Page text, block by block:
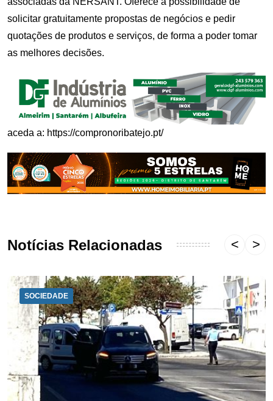
solicitar gratuitamente propostas de negócios e pedir
quotações de produtos e serviços, de forma a poder tomar
as melhores decisões.
aceda a: https://compronoribatejo.pt/
Notícias Relacionadas
SOCIEDADE